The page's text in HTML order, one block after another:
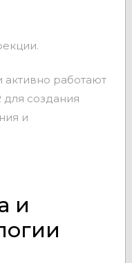
активно работают
для создания
и
и